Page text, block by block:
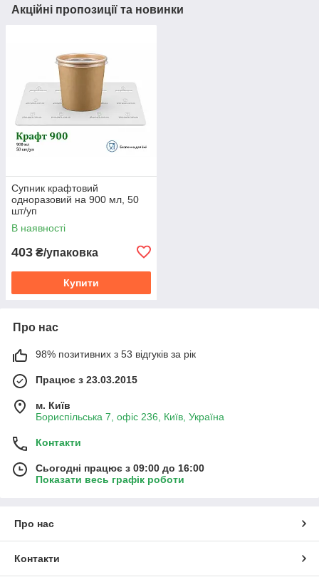
Акційні пропозиції та новинки
Супник крафтовий
одноразовий на 900 мл, 50
шт/уп
В наявності
403 ₴/упаковка
Купити
Про нас
98% позитивних з 53 відгуків за рік
Працює з 23.03.2015
м. Київ
Бориспільська 7, офіс 236, Київ, Україна
Контакти
Сьогодні працює з 09:00 до 16:00
Показати весь графік роботи
Про нас
Контакти